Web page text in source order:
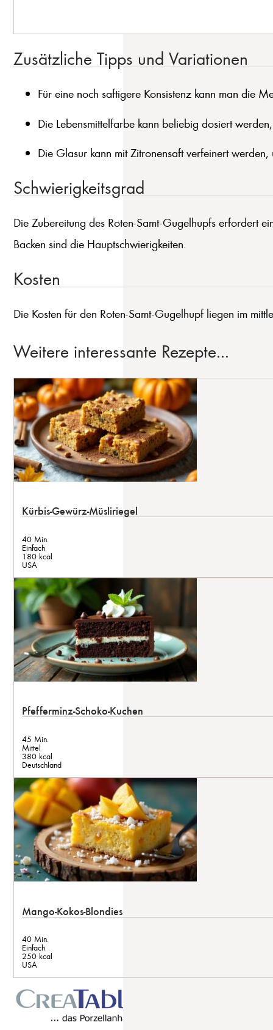
Zusätzliche Tipps und Variationen
Für eine noch saftigere Konsistenz kann man die
Die Lebensmittelfarbe kann beliebig dosiert
Die Glasur kann mit Zitronensaft verfeinert
Schwierigkeitsgrad
Die Zubereitung des Roten-Samt-Gugelhupfs erfordert
Backen sind die Hauptschwierigkeiten.
Kosten
Die Kosten für den Roten-Samt-Gugelhupf liegen im
Weitere interessante Rezepte...
Kürbis-Gewürz-Müsliriegel
40 Min.
Einfach
180 kcal
USA
Pfefferminz-Schoko-Kuchen
45 Min.
Mittel
380 kcal
Deutschland
Mango-Kokos-Blondies
40 Min.
Einfach
250 kcal
USA